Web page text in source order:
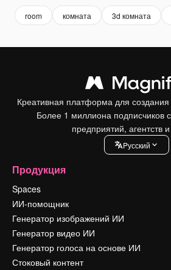
room комната 3d комната
Креативная платформа для
Более 1 миллиона подписчиков
предприятий, агентств
Pусский
Продукция
Spaces
ИИ-помощник
Генератор изображений ИИ
Генератор видео ИИ
Генератор голоса на основе ИИ
Стоковый контент